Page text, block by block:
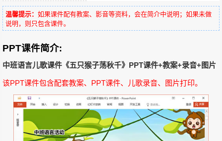
温馨提示： 如果课件配有教案、影音等资料，会在简介中说明；如果未做
说明，则只包含课件。
PPT课件简介:
中班语言儿歌课件《五只猴子荡秋千》PPT课件+教案+录音+图片
该PPT课件包含配套教案、PPT课件、儿歌录音、图片打印。